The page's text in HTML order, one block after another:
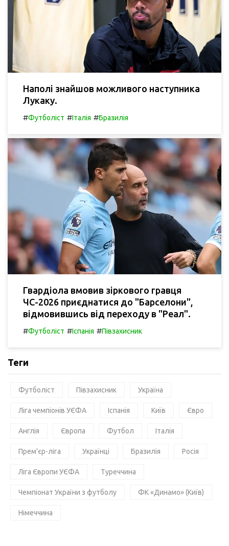
Наполі знайшов можливого наступника
Лукаку.
#Футболіст #Італія #Бразилія
Гвардіола вмовив зіркового гравця
ЧС-2026 приєднатися до "Барселони",
відмовившись від переходу в "Реал".
#Футболіст #Іспанія #Півзахисник
Теги
Футболіст Півзахисник Україна
Ліга чемпіонів УЄФА Іспанія Київ Євро
Англія Європа Футбол Італія
Прем'єр-ліга Українці Бразилія Росія
Ліга Європи УЄФА Туреччина
Чемпіонат України з футболу ФК «Динамо» (Київ)
Німеччина